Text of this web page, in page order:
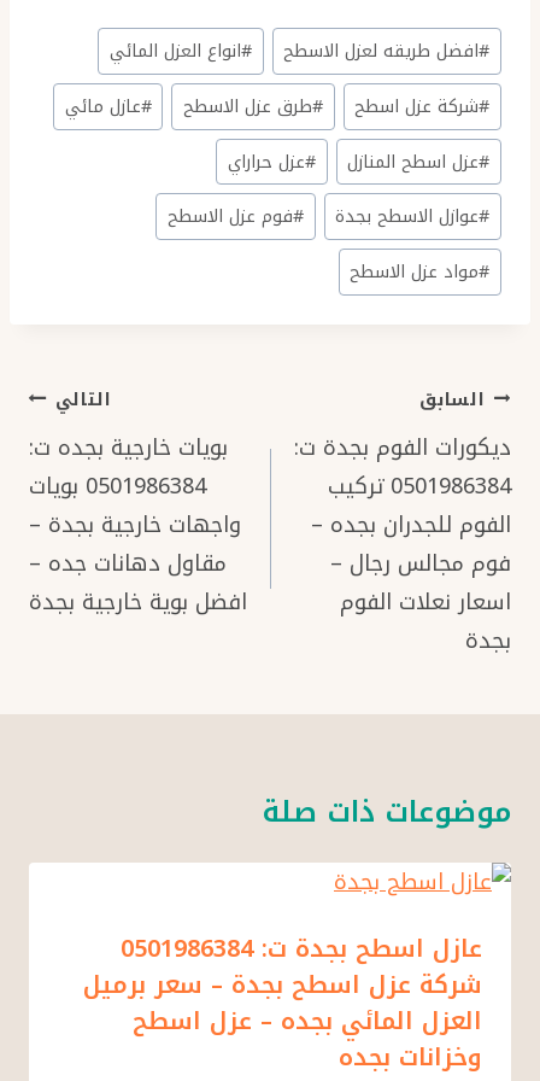
وسوم
المقال:
#افضل طريقه لعزل الاسطح #انواع العزل المائي
#شركة عزل اسطح #طرق عزل الاسطح #عازل مائي
#عزل اسطح المنازل #عزل حراراي
#عوازل الاسطح بجدة #فوم عزل الاسطح
#مواد عزل الاسطح
تصفّح
المقالات
السابق
ديكورات الفوم بجدة ت:
0501986384 تركيب
الفوم للجدران بجده –
فوم مجالس رجال –
اسعار نعلات الفوم
بجدة
التالي
بويات خارجية بجده ت:
0501986384 بويات
واجهات خارجية بجدة –
مقاول دهانات جده –
افضل بوية خارجية بجدة
موضوعات ذات صلة
عازل اسطح بجدة ت: 0501986384
شركة عزل اسطح بجدة – سعر برميل
العزل المائي بجده – عزل اسطح
وخزانات بجده